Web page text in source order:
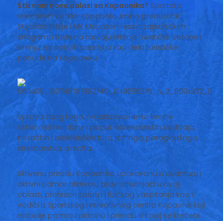
Oglasi
Galerija
HopNaKop
Šta nam novo dolazi sa Kopaonika? Sportsko
rekreativni centar Kopaonik, Javno preduzeće
Skijališta Srbije i MK Mountain resort zajedničkim
snagama rade na razvoju letenje turističke sezone i
širenju zanimljivih sadržaja kao dela turističke
ponude na Kopaoniku.
Upravo zbog toga, organizovali smo brojne
aktivnosti na planini poput adrenalinskih sadržaja,
pešačkih i biciklističkih tura, raftinga, paraglajdinga,
streličarstva, airsofta…
Skrivenu prirodu Kopaonika upakovanu u avanturu i
aktivni odmor otkrivaju pravi stručnjaci u ovoj
oblasti, profesori sporta i fizičkog vaspitanja kao i
vodiči iz Sportskog rekreativnog centra Kopaonik koji
najbolje poznaju planinu i prirodu u kojoj se krećete.